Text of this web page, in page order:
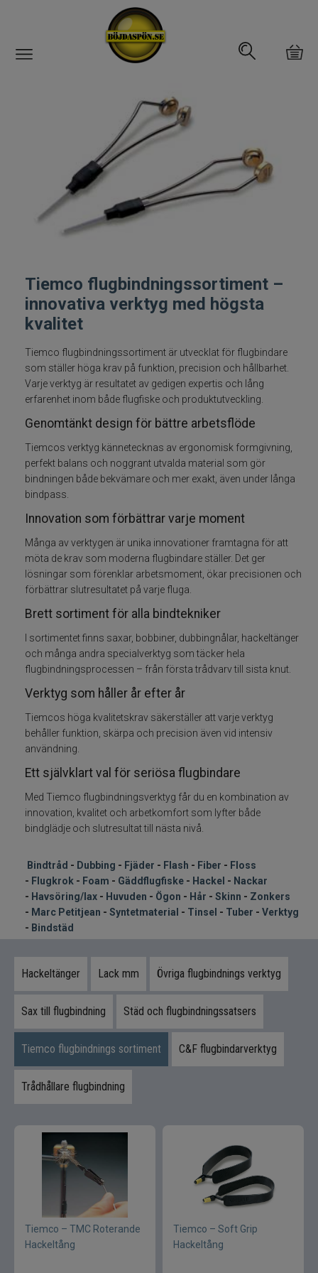
Fiskedrag
Småplock
Flugbindning
Bindtråd
Dubbing
Fjäder
Flash och Fiber
Floss
Flugkrok
Foam
Gäddflugfiske
Hackel nackar
Havsöring Lax
Hår skinn Zonkers
Marc Petitjean
Syntetmaterial
Tinsel
Tuber
Verktyg bindstäd
Flugfiske
Vinterfiske
Specimenfiske
Tiemco flugbindningssortiment –
innovativa verktyg med högsta
kvalitet
Tiemco flugbindningssortiment är utvecklat för flugbindare
som ställer höga krav på funktion, precision och hållbarhet.
Varje verktyg är resultatet av gedigen expertis och lång
erfarenhet inom både flugfiske och produktutveckling.
Genomtänkt design för bättre arbetsflöde
Tiemcos verktyg kännetecknas av ergonomisk formgivning,
perfekt balans och noggrant utvalda material som gör
bindningen både bekvämare och mer exakt, även under långa
bindpass.
Innovation som förbättrar varje moment
Många av verktygen är unika innovationer framtagna för att
möta de krav som moderna flugbindare ställer. Det ger
lösningar som förenklar arbetsmoment, ökar precisionen och
förbättrar slutresultatet på varje fluga.
Brett sortiment för alla bindtekniker
I sortimentet finns saxar, bobbiner, dubbingnålar, hackeltänger
och många andra specialverktyg som täcker hela
flugbindningsprocessen – från första trådvarv till sista knut.
Verktyg som håller år efter år
Tiemcos höga kvalitetskrav säkerställer att varje verktyg
behåller funktion, skärpa och precision även vid intensiv
användning.
Ett självklart val för seriösa flugbindare
Med Tiemco flugbindningsverktyg får du en kombination av
innovation, kvalitet och arbetkomfort som lyfter både
bindglädje och slutresultat till nästa nivå.
Bindtråd - Dubbing - Fjäder - Flash - Fiber - Floss
- Flugkrok - Foam - Gäddflugfiske - Hackel - Nackar
- Havsöring/lax - Huvuden - Ögon - Hår - Skinn - Zonkers
- Marc Petitjean - Syntetmaterial - Tinsel - Tuber - Verktyg
- Bindstäd
Hackeltänger Lack mm Övriga flugbindnings verktyg
Sax till flugbindning Städ och flugbindningssatsers
Tiemco flugbindnings sortiment C&F flugbindarverktyg
Trådhållare flugbindning
Tiemco – TMC Roterande
Hackeltång
Tiemco – Soft Grip
Hackeltång